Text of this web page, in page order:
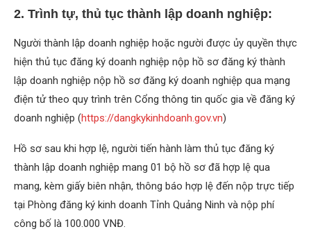
2. Trình tự, thủ tục thành lập doanh nghiệp:
Người thành lập doanh nghiệp hoặc người được ủy quyền thực
hiện thủ tục đăng ký doanh nghiệp nộp hồ sơ đăng ký thành
lập doanh nghiệp nộp hồ sơ đăng ký doanh nghiệp qua mạng
điện tử theo quy trình trên Cổng thông tin quốc gia về đăng ký
doanh nghiệp (https://dangkykinhdoanh.gov.vn)
Hồ sơ sau khi hợp lệ, người tiến hành làm thủ tục đăng ký
thành lập doanh nghiệp mang 01 bộ hồ sơ đã hợp lệ qua
mang, kèm giấy biên nhận, thông báo hợp lệ đến nộp trực tiếp
tại Phòng đăng ký kinh doanh Tỉnh Quảng Ninh và nộp phí
công bố là 100.000 VNĐ.